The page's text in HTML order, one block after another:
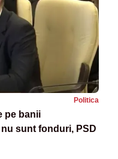
Politica
pe banii
sunt fonduri, PSD